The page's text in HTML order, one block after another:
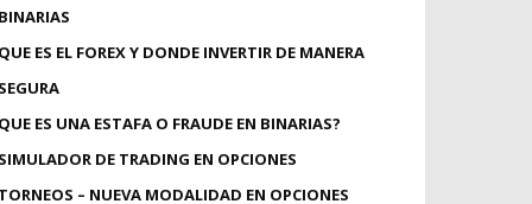
ES EL FOREX Y DONDE INVERTIR DE MANERA
ES UNA ESTAFA O FRAUDE EN BINARIAS?
DE TRADING EN OPCIONES
– NUEVA MODALIDAD EN OPCIONES